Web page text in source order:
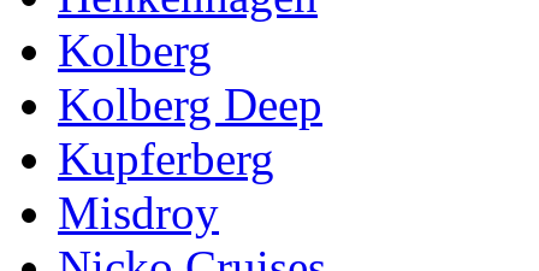
Kolberg
Kolberg Deep
Kupferberg
Misdroy